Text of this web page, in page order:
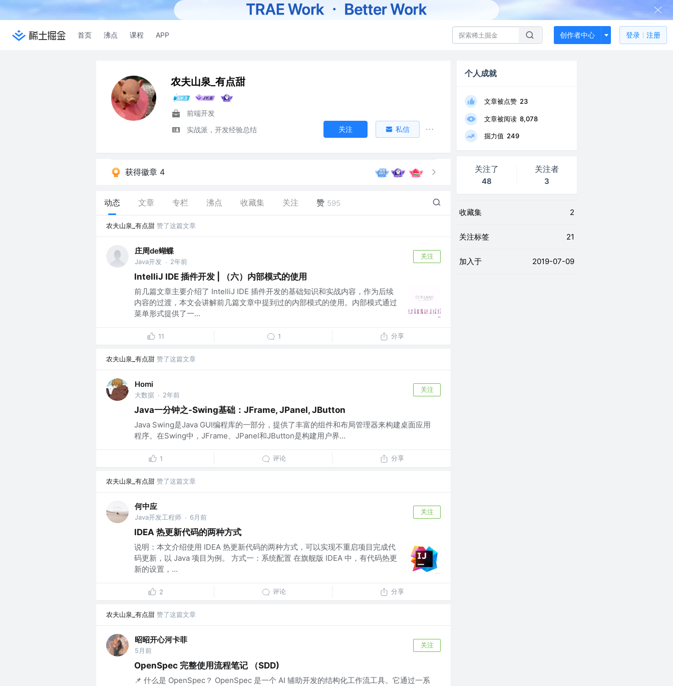
首页 沸点 课程 APP 创作者中心 登录 注册
农夫山泉_有点甜
前端开发
实战派，开发经验总结
关注 私信
获得徽章 4
动态 文章 专栏 沸点 收藏集 关注 赞 595
农夫山泉_有点甜 赞了这篇文章
庄周de蝴蝶
Java开发 · 2年前
关注
IntelliJ IDE 插件开发 | （六）内部模式的使用
前几篇文章主要介绍了 IntelliJ IDE 插件开发的基础知识和实战内容，作为后续
内容的过渡，本文会讲解前几篇文章中提到过的内部模式的使用。内部模式通过
菜单形式提供了一...
11 1 分享
农夫山泉_有点甜 赞了这篇文章
Homi
大数据 · 2年前
关注
Java一分钟之-Swing基础：JFrame, JPanel, JButton
Java Swing是Java GUI编程库的一部分，提供了丰富的组件和布局管理器来构建桌面应用
程序。在Swing中，JFrame、JPanel和JButton是构建用户界...
1 评论 分享
农夫山泉_有点甜 赞了这篇文章
何中应
Java开发工程师 · 6月前
关注
IDEA 热更新代码的两种方式
说明：本文介绍使用 IDEA 热更新代码的两种方式，可以实现不重启项目完成代
码更新，以 Java 项目为例。 方式一：系统配置 在旗舰版 IDEA 中，有代码热更
新的设置，...
2 评论 分享
农夫山泉_有点甜 赞了这篇文章
昭昭开心河卡菲
5月前
关注
OpenSpec 完整使用流程笔记 （SDD)
📌 什么是 OpenSpec？ OpenSpec 是一个 AI 辅助开发的结构化工作流工具。它通过一系
个人成就
文章被点赞 23
文章被阅读 8,078
掘力值 249
关注了
48
关注者
3
收藏集 2
关注标签 21
加入于 2019-07-09